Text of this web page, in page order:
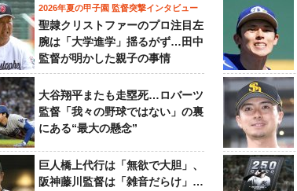
2026年夏の甲子園 監督突撃インタビュー
聖隷クリストファーのプロ注目左
腕は「大学進学」揺るがず…田中
監督が明かした親子の事情
大谷翔平またも走塁死…ロバーツ
監督「我々の野球ではない」の裏
にある“最大の懸念”
巨人橋上代行は「無欲で大胆」、
阪神藤川監督は「雑音だらけ」…